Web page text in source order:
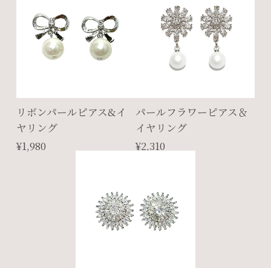
リボンパールピアス&イ
ヤリング
¥1,980
パールフラワーピアス＆
イヤリング
¥2,310